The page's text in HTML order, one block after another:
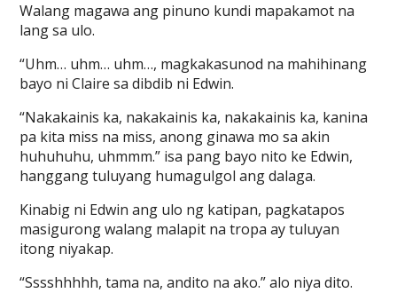
Walang magawa ang pinuno kundi mapakamot na
lang sa ulo.
“Uhm… uhm… uhm…, magkakasunod na mahihinang
bayo ni Claire sa dibdib ni Edwin.
“Nakakainis ka, nakakainis ka, nakakainis ka, kanina
pa kita miss na miss, anong ginawa mo sa akin
huhuhuhu, uhmmm.” isa pang bayo nito ke Edwin,
hanggang tuluyang humagulgol ang dalaga.
Kinabig ni Edwin ang ulo ng katipan, pagkatapos
masigurong walang malapit na tropa ay tuluyan
itong niyakap.
“Sssshhhhh, tama na, andito na ako.” alo niya dito.